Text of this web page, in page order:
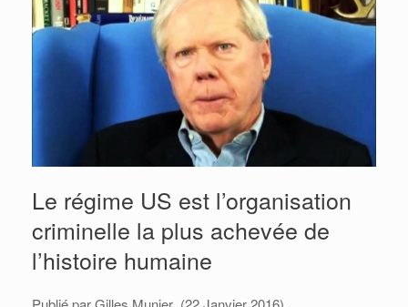
Le régime US est l’organisation
criminelle la plus achevée de
l’histoire humaine